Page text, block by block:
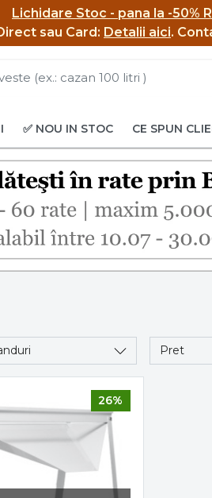
Lichidare Stoc - pana la -50%
sau Card: Detalii aici.
✅ NOU IN STOC CE SPUN
Pret
26%